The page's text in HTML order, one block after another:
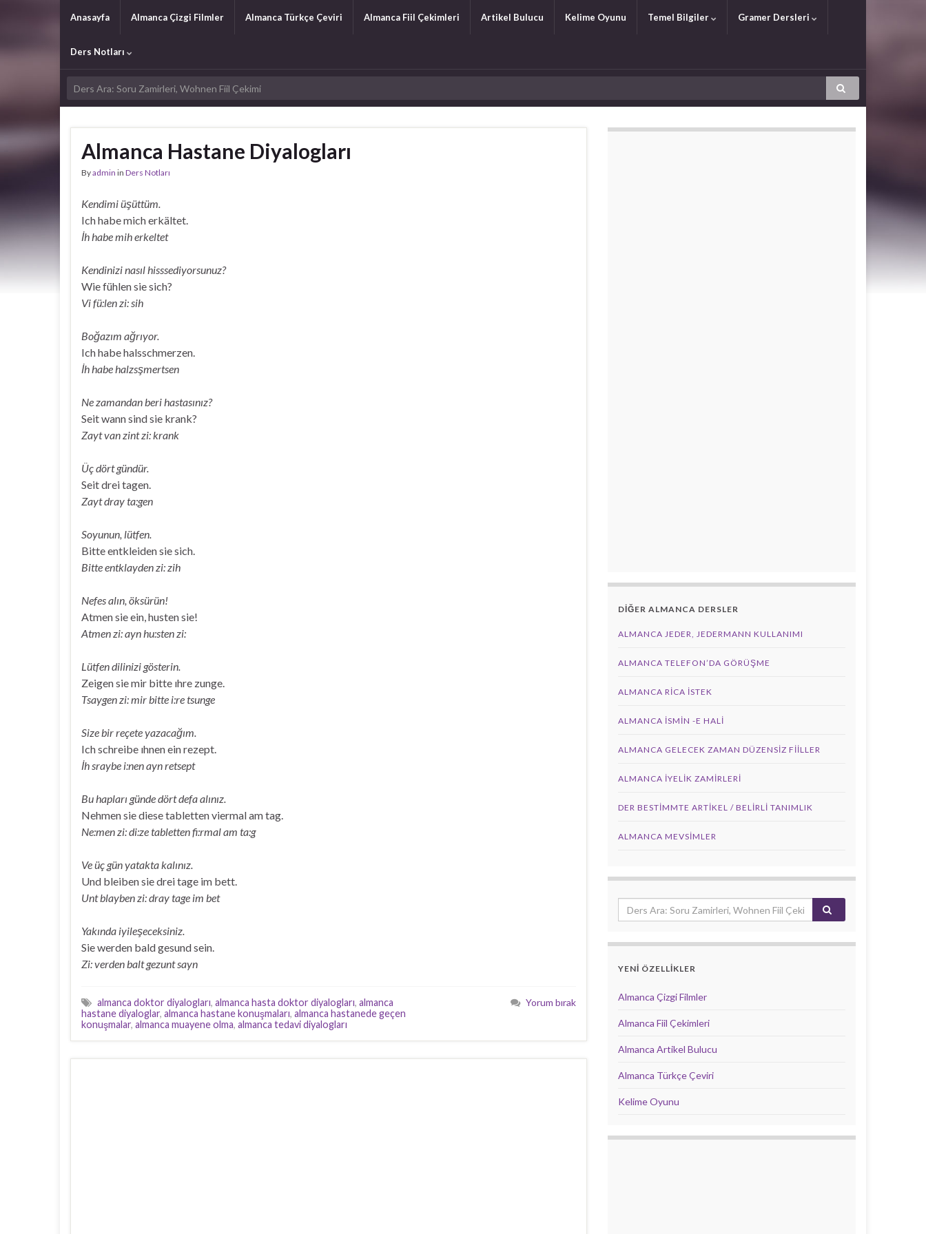
Anasayfa Almanca Çizgi Filmler Almanca Türkçe Çeviri Almanca Fiil Çekimleri Artikel Bulucu Kelime Oyunu Temel Bilgiler Gramer Dersleri
Ders Notları
Almanca Hastane Diyalogları
Byadmin in Ders Notları
Kendimi üşüttüm.
Ich habe mich erkältet.
İh habe mih erkeltet
Kendinizi nasıl hisssediyorsunuz?
Wie fühlen sie sich?
Vi fü:len zi: sih
Boğazım ağrıyor.
Ich habe halsschmerzen.
İh habe halzsşmertsen
Ne zamandan beri hastasınız?
Seit wann sind sie krank?
Zayt van zint zi: krank
Üç dört gündür.
Seit drei tagen.
Zayt dray ta:gen
Soyunun, lütfen.
Bitte entkleiden sie sich.
Bitte entklayden zi: zih
Nefes alın, öksürün!
Atmen sie ein, husten sie!
Atmen zi: ayn hu:sten zi:
Lütfen dilinizi gösterin.
Zeigen sie mir bitte ıhre zunge.
Tsaygen zi: mir bitte i:re tsunge
Size bir reçete yazacağım.
Ich schreibe ıhnen ein rezept.
İh sraybe i:nen ayn retsept
Bu hapları günde dört defa alınız.
Nehmen sie diese tabletten viermal am tag.
Ne:men zi: di:ze tabletten fi:rmal am ta:g
Ve üç gün yatakta kalınız.
Und bleiben sie drei tage im bett.
Unt blayben zi: dray tage im bet
Yakında iyileşeceksiniz.
Sie werden bald gesund sein.
Zi: verden balt gezunt sayn
almanca doktor diyalogları, almanca hasta doktor diyalogları, almanca
hastane diyaloglar, almanca hastane konuşmaları, almanca hastanede geçen
konuşmalar, almanca muayene olma, almanca tedavi diyalogları
Yorum bırak
DİĞER ALMANCA DERSLER
ALMANCA JEDER, JEDERMANN KULLANIMI
ALMANCA TELEFON’DA GÖRÜŞME
ALMANCA RICA İSTEK
ALMANCA İSMIN -E HALI
ALMANCA GELECEK ZAMAN DÜZENSIZ FIILLER
ALMANCA İYELIK ZAMIRLERI
DER BESTIMMTE ARTIKEL / BELIRLI TANIMLIK
ALMANCA MEVSIMLER
YENİ ÖZELLİKLER
Almanca Çizgi Filmler
Almanca Fiil Çekimleri
Almanca Artikel Bulucu
Almanca Türkçe Çeviri
Kelime Oyunu